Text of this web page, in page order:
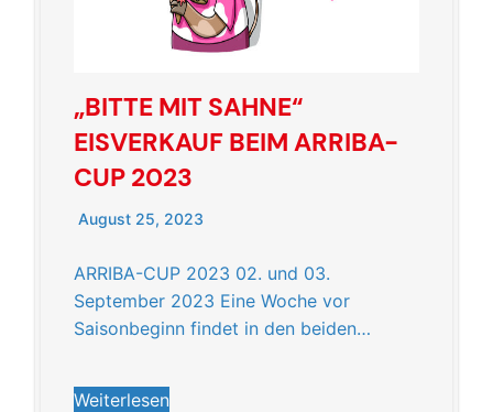
„BITTE MIT SAHNE“
EISVERKAUF BEIM ARRIBA-
CUP 2023
August 25, 2023
ARRIBA-CUP 2023 02. und 03.
September 2023 Eine Woche vor
Saisonbeginn findet in den beiden…
Weiterlesen